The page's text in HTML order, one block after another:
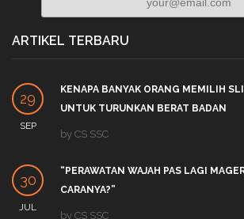
ARTIKEL TERBARU
29
SEP
KENAPA BANYAK ORANG MEMILIH
UNTUK TURUNKAN BERAT BADAN
by CS SSC
30
JUL
“PERAWATAN WAJAH PAS LAGI
CARANYA?”
by CS SSC